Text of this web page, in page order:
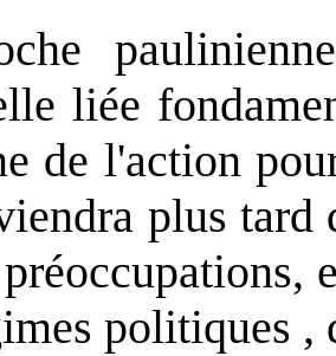
liée
de l'action
plus tard
politiques ,